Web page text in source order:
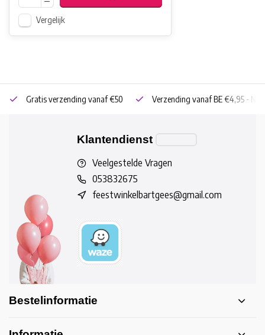
Vergelijk
Gratis verzending vanaf €50 Verzending vanaf BE €4,95 - NL
Klantendienst
Veelgestelde Vragen
053832675
feestwinkelbartgees@gmail.com
Bestelinformatie